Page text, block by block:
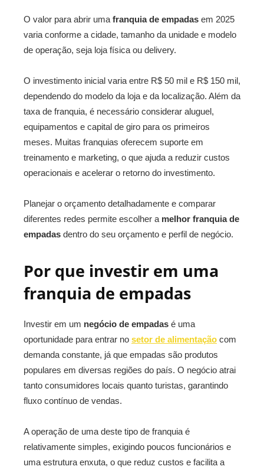
O valor para abrir uma franquia de empadas em 2025
varia conforme a cidade, tamanho da unidade e modelo
de operação, seja loja física ou delivery.
O investimento inicial varia entre R$ 50 mil e R$ 150 mil,
dependendo do modelo da loja e da localização. Além da
taxa de franquia, é necessário considerar aluguel,
equipamentos e capital de giro para os primeiros
meses. Muitas franquias oferecem suporte em
treinamento e marketing, o que ajuda a reduzir custos
operacionais e acelerar o retorno do investimento.
Planejar o orçamento detalhadamente e comparar
diferentes redes permite escolher a melhor franquia de
empadas dentro do seu orçamento e perfil de negócio.
Por que investir em uma
franquia de empadas
Investir em um negócio de empadas é uma
oportunidade para entrar no setor de alimentação com
demanda constante, já que empadas são produtos
populares em diversas regiões do país. O negócio atrai
tanto consumidores locais quanto turistas, garantindo
fluxo contínuo de vendas.
A operação de uma deste tipo de franquia é
relativamente simples, exigindo poucos funcionários e
uma estrutura enxuta, o que reduz custos e facilita a